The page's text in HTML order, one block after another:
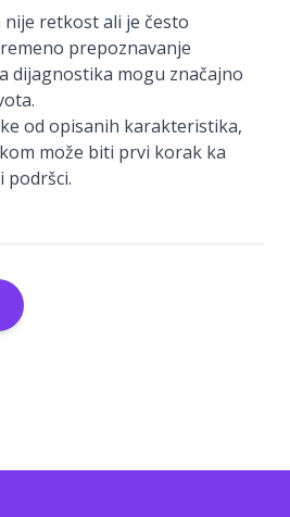
retkost ali je često
prepoznavanje
dijagnostika mogu značajno
od opisanih karakteristika,
može biti prvi korak ka
podršci.